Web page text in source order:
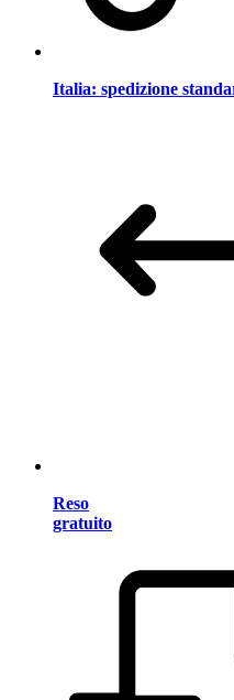
Italia: spedizione
Reso
gratuito